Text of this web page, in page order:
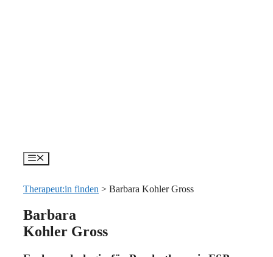
Menü
Therapeut:in finden > Barbara Kohler Gross
Barbara
Kohler Gross